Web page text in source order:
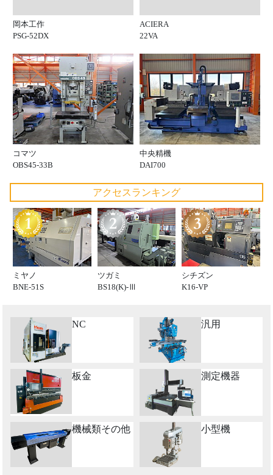
岡本工作
PSG-52DX
ACIERA
22VA
コマツ
OBS45-33B
中央精機
DAI700
アクセスランキング
ミヤノ
BNE-51S
ツガミ
BS18(K)-Ⅲ
シチズン
K16-VP
NC 汎用
板金 測定機器
機械類その他 小型機